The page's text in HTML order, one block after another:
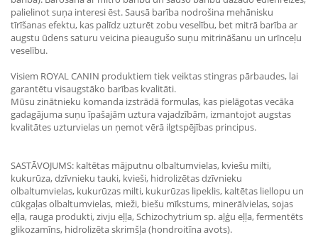
palielinot suņa interesi ēst. Sausā barība nodrošina mehānisku
tīrīšanas efektu, kas palīdz uzturēt zobu veselību, bet mitrā barība ar
augstu ūdens saturu veicina pieaugušo suņu mitrināšanu un urīnceļu
veselību.
Visiem ROYAL CANIN produktiem tiek veiktas stingras pārbaudes, lai
garantētu visaugstāko barības kvalitāti.
Mūsu zinātnieku komanda izstrādā formulas, kas pielāgotas vecāka
gadagājuma suņu īpašajām uztura vajadzībām, izmantojot augstas
kvalitātes uzturvielas un ņemot vērā ilgtspējības principus.
SASTĀVOJUMS: kaltētas mājputnu olbaltumvielas, kviešu milti,
kukurūza, dzīvnieku tauki, kvieši, hidrolizētas dzīvnieku
olbaltumvielas, kukurūzas milti, kukurūzas lipeklis, kaltētas liellopu un
cūkgaļas olbaltumvielas, mieži, biešu mīkstums, minerālvielas, sojas
eļļa, rauga produkti, zivju eļļa, Schizochytrium sp. aļģu eļļa, fermentēts
glikozamīns, hidrolizēta skrimšļa (hondroitīna avots).